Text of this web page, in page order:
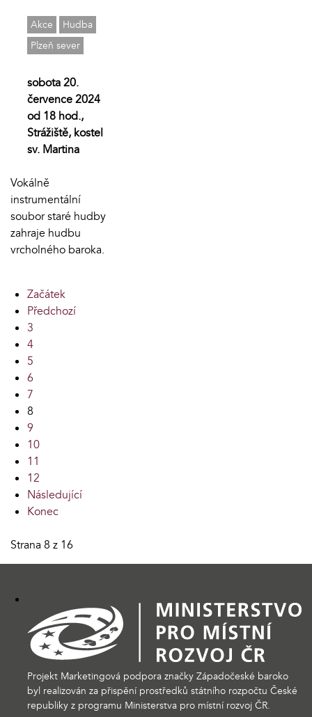
Akce
Hudba
Plzeň sever
sobota 20.
července 2024
od 18 hod.,
Strážiště, kostel
sv. Martina
Vokálně
instrumentální
soubor staré hudby
zahraje hudbu
vrcholného baroka.
Začátek
Předchozí
3
4
5
6
7
8
9
10
11
12
Následující
Konec
Strana 8 z 16
Projekt Marketingová podpora značky Západočeské baroko
byl realizován za přispění prostředků státního rozpočtu České
republiky z programu Ministerstva pro místní rozvoj ČR.